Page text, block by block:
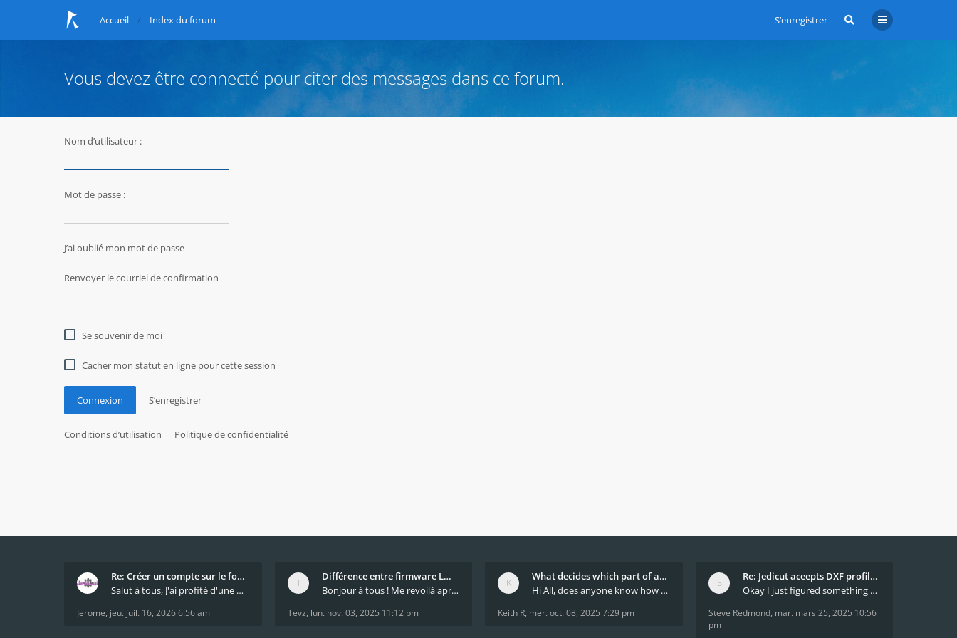
S’enregistrer
Accueil Index du forum
Vous devez être connecté pour citer des messages dans ce forum.
Nom d’utilisateur :
Mot de passe :
J’ai oublié mon mot de passe
Renvoyer le courriel de confirmation
Se souvenir de moi
Cacher mon statut en ligne pour cette session
Connexion S’enregistrer
Conditions d’utilisation Politique de confidentialité
Re: Créer un compte sur le forum / Create forum us
Salut à tous, J'ai profité d'une mise à jour du s
Jerome, jeu. juil. 16, 2026 6:56 am
Différence entre firmware LMFAO_V4_8_0 et du GRBL
Bonjour à tous ! Me revoilà après 5 ans de pause
Tevz, lun. nov. 03, 2025 11:12 pm
What decides which part of an airfoil is the extra
Hi All, does anyone know how Jedicut decides which
Keith R, mer. oct. 08, 2025 7:29 pm
Re: Jedicut aceepts DXF profile, but It won't cut
Okay I just figured something out. The profile p
Steve Redmond, mar. mars 25, 2025 10:56
pm